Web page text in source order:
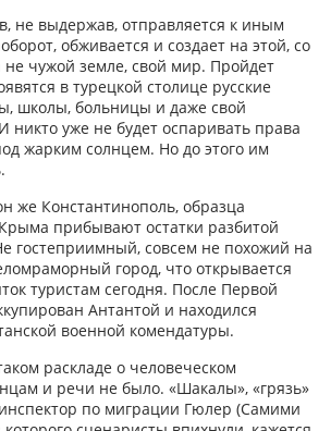
не выдержав, отправляется к иным
обживается и создает на этой, со
чужой земле, свой мир. Пройдет
в турецкой столице русские
школы, больницы и даже свой
никто уже не будет оспаривать права
жарким солнцем. Но до этого им
же Константинополь, образца
Крыма прибывают остатки разбитой
гостеприимный, совсем не похожий на
город, что открывается
туристам сегодня. После Первой
Антантой и находился
военной комендатуры.
раскладе о человеческом
и речи не было. «Шакалы», «грязь»
по миграции Гюлер (Самими